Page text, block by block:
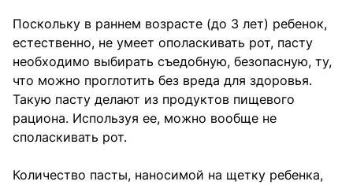
Поскольку в раннем возрасте (до 3 лет) ребенок,
естественно, не умеет ополаскивать рот, пасту
необходимо выбирать съедобную, безопасную, ту,
что можно проглотить без вреда для здоровья.
Такую пасту делают из продуктов пищевого
рациона. Используя ее, можно вообще не
споласкивать рот.
Количество пасты, наносимой на щетку ребенка,